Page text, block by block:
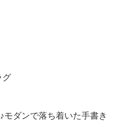
グ
ダンで落ち着いた手書き